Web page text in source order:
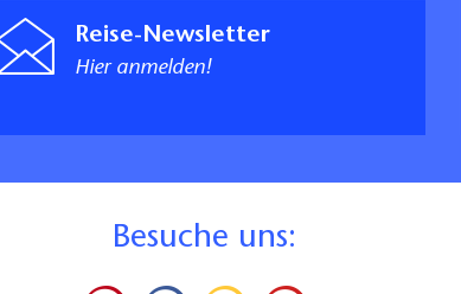
Reise-Newsletter
Hier anmelden!
Besuche uns: